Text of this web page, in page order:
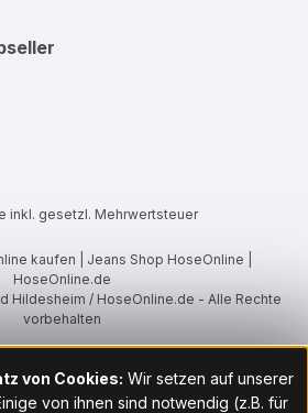
inkl. gesetzl. Mehrwertsteuer
kaufen | Jeans Shop HoseOnline |
HoseOnline.de
Hildesheim / HoseOnline.de - Alle Rechte
vorbehalten
von Cookies: Wir setzen auf unserer
von ihnen sind notwendig (z.B. für